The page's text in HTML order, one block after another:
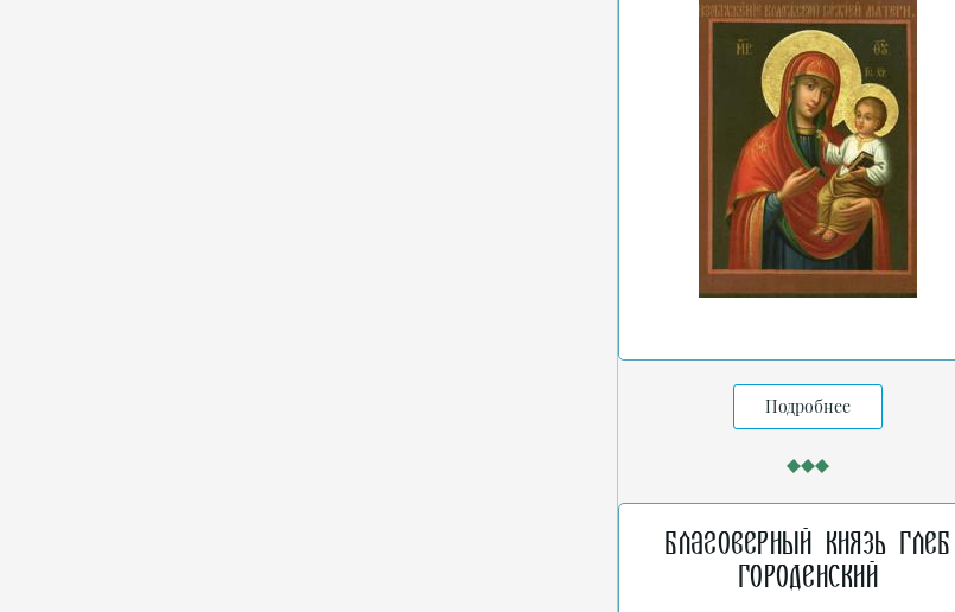
Подробнее
Благоверный князь Глеб
Городенский